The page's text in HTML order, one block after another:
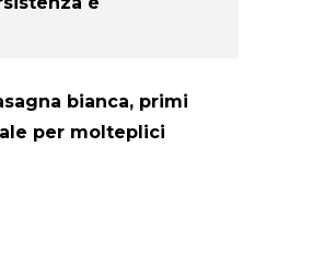
bianca, primi
per molteplici